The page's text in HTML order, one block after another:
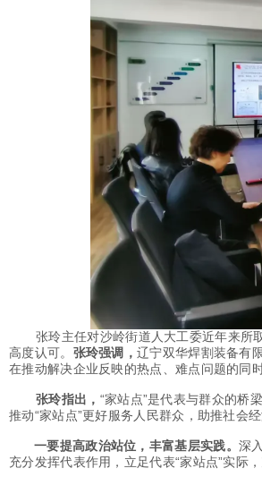
张玲主任对沙岭街道人大工委近年来所取
高度认可。 张玲强调， 辽宁双华焊割装备有
在推动解决企业反映的热点、难点问题的同
张玲指出， “家站点”是代表与群众的桥
推动“家站点”更好服务人民群众，助推社会经
一要提高政治站位，丰富基层实践。 深
充分发挥代表作用，立足代表“家站点”实际